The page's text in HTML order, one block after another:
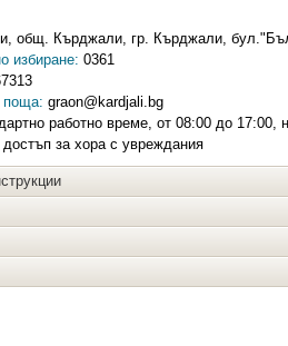
общ. Кърджали, гр. Кърджали,
избиране: 0361
поща: graon@kardjali.bg
работно време, от 08:00 до 17:00,
достъп за хора с увреждания